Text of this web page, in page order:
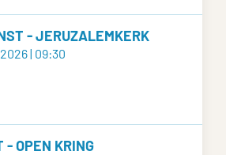
- JERUZALEMKERK
| 09:30
- OPEN KRING